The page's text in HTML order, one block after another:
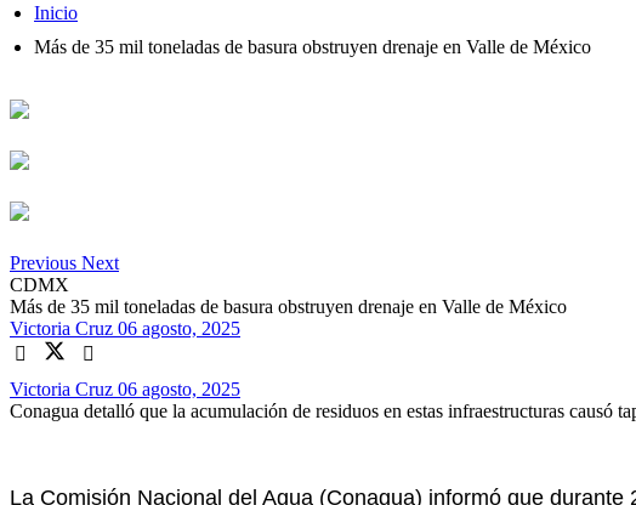
Inicio
Más de 35 mil toneladas de basura obstruyen drenaje en Valle de México
Previous Next
CDMX
Más de 35 mil toneladas de basura obstruyen drenaje en Valle de México
Victoria Cruz 06 agosto, 2025
Victoria Cruz 06 agosto, 2025
Conagua detalló que la acumulación de residuos en estas infraestructuras causó
La Comisión Nacional del Agua (Conagua) informó que